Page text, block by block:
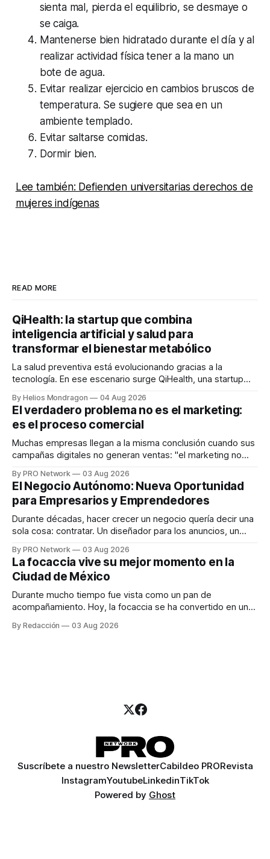
sienta mal, pierda el equilibrio, se desmaye o
se caiga.
Mantenerse bien hidratado durante el día y al
realizar actividad física tener a la mano un
bote de agua.
Evitar realizar ejercicio en cambios bruscos de
temperatura. Se sugiere que sea en un
ambiente templado.
Evitar saltarse comidas.
Dormir bien.
Lee también: Defienden universitarias derechos de
mujeres indígenas
READ MORE
QiHealth: la startup que combina
inteligencia artificial y salud para
transformar el bienestar metabólico
La salud preventiva está evolucionando gracias a la
tecnología. En ese escenario surge QiHealth, una startup
dispositivos inteligentes, inteligencia artificial y monitoreo
en tiempo real para ayudar a las personas a tomar mejores
decisiones sobre su salud metabólica. Su propuesta busca
responder
By Helios Mondragon 04 Aug 2026
El verdadero problema no es el marketing:
es el proceso comercial
Muchas empresas llegan a la misma conclusión cuando sus
campañas digitales no generan ventas: "el marketing no
INTERIUS, el problema suele estar en otro lugar. Durante
una entrevista para el podcast SER PRO, el especialista en
marketing digital explicó que
By PRO Network 03 Aug 2026
El Negocio Autónomo: Nueva Oportunidad
para Empresarios y Emprendedores
Durante décadas, hacer crecer un negocio quería decir una
sola cosa: contratar. Un diseñador para los anuncios, un
para los textos, alguien que supiera de publicidad digital
para encontrar prospectos, un vendedor para atender
llamadas y mensajes, y —con suerte— una persona
By PRO Network 03 Aug 2026
La focaccia vive su mejor momento en la
Ciudad de México
Durante mucho tiempo fue vista como un pan de
acompañamiento. Hoy, la focaccia se ha convertido en uno
artesanal, ingredientes de calidad y experiencias que
By Redacción 03 Aug 2026
Suscríbete a nuestro NewsletterCabildeo PRORevista
InstagramYoutubeLinkedinTikTok
Powered by Ghost